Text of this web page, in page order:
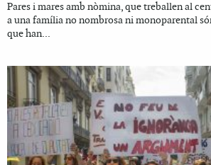
Pares i mares amb nòmina, que treballen al
a una família no nombrosa ni monoparental
que han...